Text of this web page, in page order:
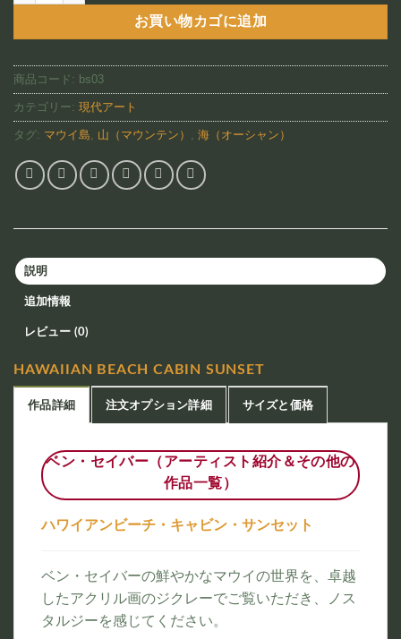
お買い物カゴに追加
商品コード: bs03
カテゴリー: 現代アート
タグ: マウイ島, 山（マウンテン） , 海（オーシャン）
説明
追加情報
レビュー (0)
HAWAIIAN BEACH CABIN SUNSET
作品詳細 注文オプション詳細 サイズと価格
ベン・セイバー（アーティスト紹介＆その他の
作品一覧）
ハワイアンビーチ・キャビン・サンセット
ベン・セイバーの鮮やかなマウイの世界を、卓越
したアクリル画のジクレーでご覧いただき、ノス
タルジーを感じてください。